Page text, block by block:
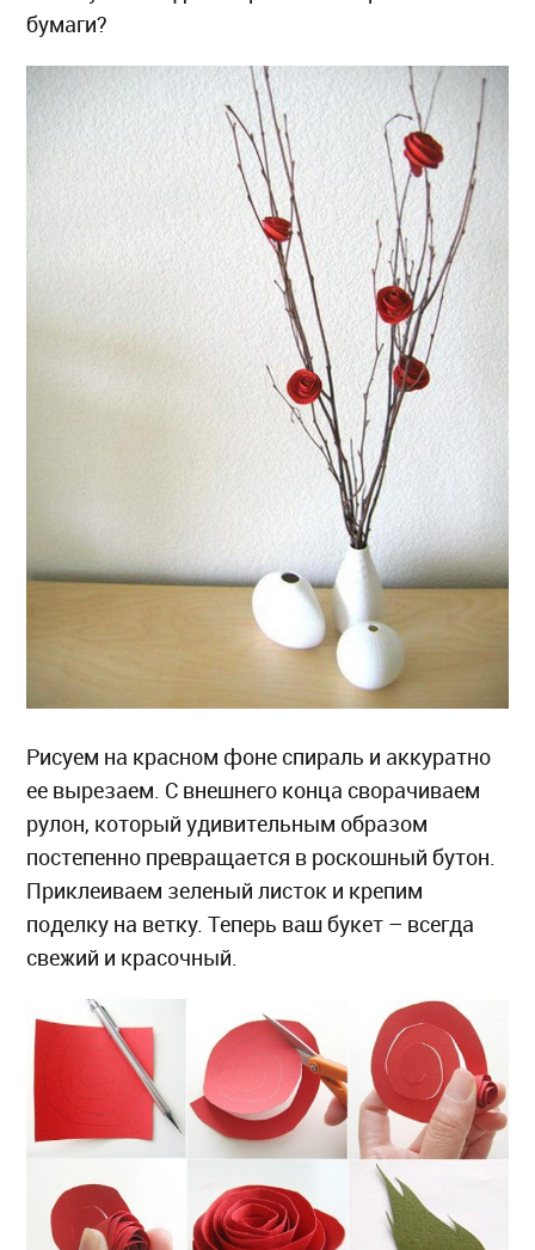
бумаги?
Рисуем на красном фоне спираль и аккуратно
ее вырезаем. С внешнего конца сворачиваем
рулон, который удивительным образом
постепенно превращается в роскошный бутон.
Приклеиваем зеленый листок и крепим
поделку на ветку. Теперь ваш букет – всегда
свежий и красочный.